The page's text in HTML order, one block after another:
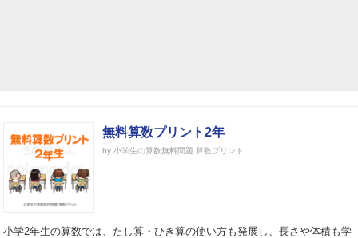
無料算数プリント2年
by 小学生の算数無料問題 算数プリント
小学2年生の算数では、たし算・ひき算の使い方も発展し、長さや体積も学